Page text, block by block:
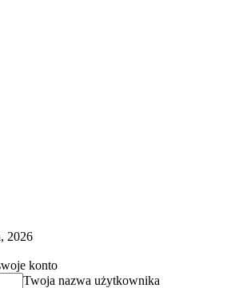
2026
konto
Twoja nazwa użytkownika